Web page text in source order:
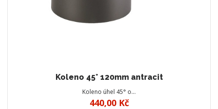
Koleno 45° 120mm antracit
Koleno úhel 45° o…
440,00 Kč